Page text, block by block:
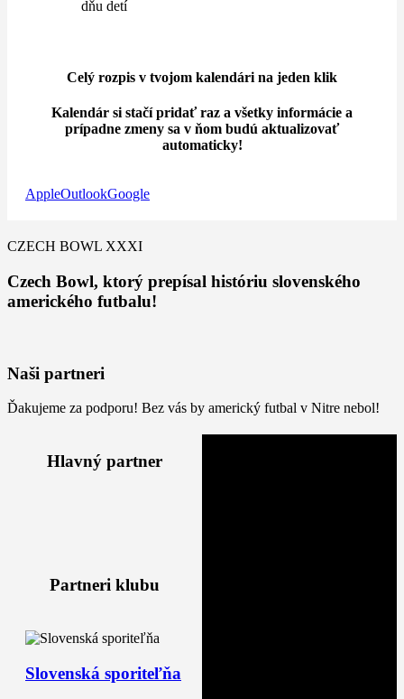
dňu detí
Celý rozpis v tvojom kalendári na jeden klik
Kalendár si stačí pridať raz a všetky informácie a
prípadne zmeny sa v ňom budú aktualizovať
automaticky!
AppleOutlookGoogle
CZECH BOWL XXXI
Czech Bowl, ktorý prepísal históriu slovenského
amerického futbalu!
Naši partneri
Ďakujeme za podporu! Bez vás by americký futbal v Nitre nebol!
Hlavný partner
Partneri klubu
Slovenská sporiteľňa